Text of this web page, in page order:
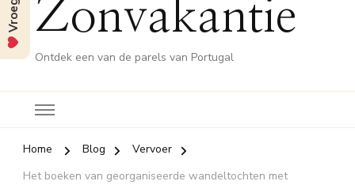
Zonvakantie
Ontdek een van de parels van Portugal
Home Blog
Vervoer
Het boeken van georganiseerde wandeltochten met